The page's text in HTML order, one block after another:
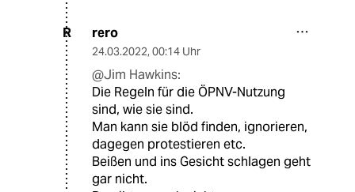
R rero
24.03.2022, 00:14 Uhr
@Jim Hawkins:
Die Regeln für die ÖPNV-Nutzung
sind, wie sie sind.
Man kann sie blöd finden, ignorieren,
dagegen protestieren etc.
Beißen und ins Gesicht schlagen geht
gar nicht.